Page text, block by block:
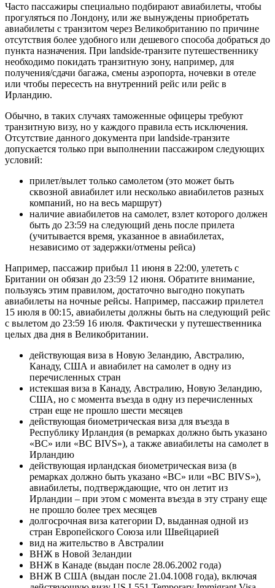
Часто пассажиры специально подбирают авиабилеты, чтобы
прогуляться по Лондону, или же вынуждены приобретать
авиабилеты с транзитом через Великобританию по причине
отсутствия более удобного или дешевого способа добраться до
пункта назначения. При landside-транзите путешественнику
необходимо покидать транзитную зону, например, для
получения/сдачи багажа, смены аэропорта, ночевки в отеле
или чтобы пересесть на внутренний рейс или рейс в
Ирландию.
Обычно, в таких случаях таможенные офицеры требуют
транзитную визу, но у каждого правила есть исключения.
Отсутствие данного документа при landside-транзите
допускается только при выполнении пассажиром следующих
условий:
прилет/вылет только самолетом (это может быть
сквозной авиабилет или несколько авиабилетов разных
компаний, но на весь маршрут)
наличие авиабилетов на самолет, взлет которого должен
быть до 23:59 на следующий день после прилета
(учитывается время, указанное в авиабилетах,
независимо от задержки/отмены рейса)
Например, пассажир прибыл 11 июня в 22:00, улететь с
Британии он обязан до 23:59 12 июня. Обратите внимание,
пользуясь этим правилом, достаточно выгодно покупать
авиабилеты на ночные рейсы. Например, пассажир прилетел
15 июля в 00:15, авиабилеты должны быть на следующий рейс
с вылетом до 23:59 16 июля. Фактически у путешественника
целых два дня в Великобритании.
действующая виза в Новую Зеландию, Австралию,
Канаду, США и авиабилет на самолет в одну из
перечисленных стран
истекшая виза в Канаду, Австралию, Новую Зеландию,
США, но с момента въезда в одну из перечисленных
стран еще не прошло шести месяцев
действующая биометрическая виза для въезда в
Республику Ирландия (в ремарках должно быть указано
«BC» или «BC BIVS»), а также авиабилеты на самолет в
Ирландию
действующая ирландская биометрическая виза (в
ремарках должно быть указано «BC» или «BC BIVS»),
авиабилеты, подтверждающие, что он летит из
Ирландии – при этом с момента въезда в эту страну еще
не прошло более трех месяцев
долгосрочная виза категории D, выданная одной из
стран Европейского Союза или Швейцарией
вид на жительство в Австралии
ВНЖ в Новой Зеландии
ВНЖ в Канаде (выдан после 28.06.2002 года)
ВНЖ В США (выдан после 21.04.1008 года), включая